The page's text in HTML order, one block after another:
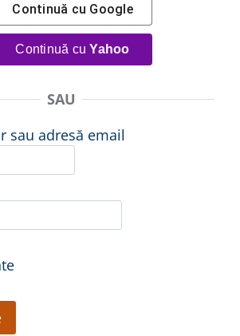
Continuă cu Google
Continuă cuYahoo
SAU
sau adresă email